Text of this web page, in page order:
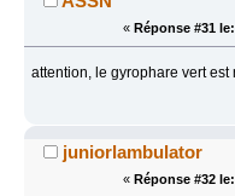
« Réponse #31 le:
attention, le gyrophare vert est
juniorlambulator
« Réponse #32 le: